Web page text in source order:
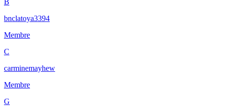
bnclatoya3394
Membre
C
carminemayhew
Membre
G